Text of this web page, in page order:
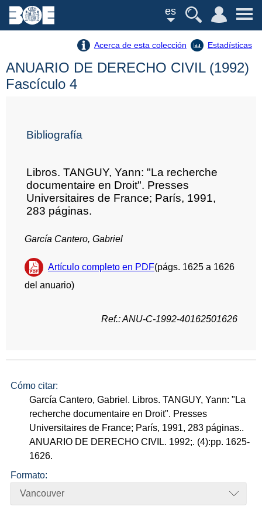
es
Acerca de esta colección Estadísticas
ANUARIO DE DERECHO CIVIL (1992)
Fascículo 4
Bibliografía
Libros. TANGUY, Yann: "La recherche
documentaire en Droit". Presses
Universitaires de France; París, 1991,
283 páginas.
García Cantero, Gabriel
Artículo completo en PDF(págs. 1625 a 1626
del anuario)
Ref.: ANU-C-1992-40162501626
Cómo citar:
García Cantero, Gabriel. Libros. TANGUY, Yann: "La
recherche documentaire en Droit". Presses
Universitaires de France; París, 1991, 283 páginas..
ANUARIO DE DERECHO CIVIL. 1992;. (4):pp. 1625-
1626.
Formato:
Vancouver